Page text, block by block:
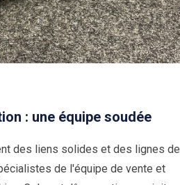
: une équipe soudée
des liens solides et des lignes de
de l'équipe de vente et